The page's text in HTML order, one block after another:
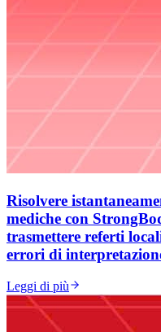
Risolvere
mediche con
trasmettere referti
errori di
Leggi di più